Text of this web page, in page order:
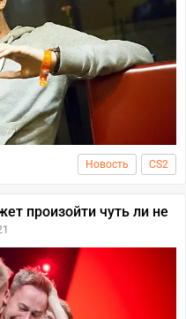
Новость CS2
произойти чуть ли не